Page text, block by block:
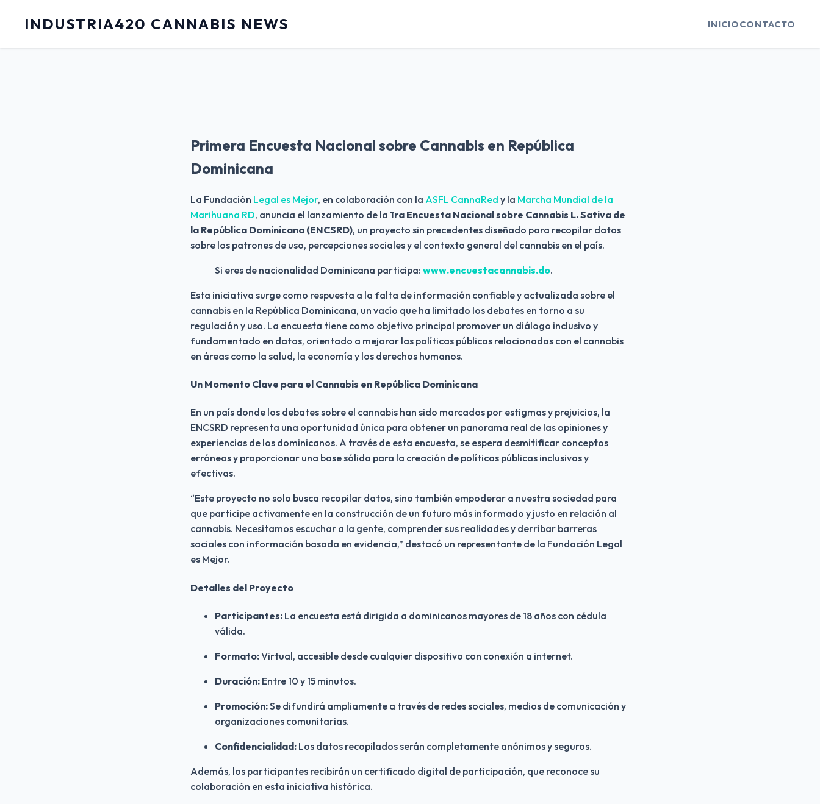
INDUSTRIA420 CANNABIS NEWS INICIOCONTACTO
Primera Encuesta Nacional sobre Cannabis en República
Dominicana
La Fundación Legal es Mejor, en colaboración con la ASFL CannaRed y la Marcha Mundial de la
Marihuana RD, anuncia el lanzamiento de la 1ra Encuesta Nacional sobre Cannabis L. Sativa de
la República Dominicana (ENCSRD), un proyecto sin precedentes diseñado para recopilar datos
sobre los patrones de uso, percepciones sociales y el contexto general del cannabis en el país.
Si eres de nacionalidad Dominicana participa: www.encuestacannabis.do.
Esta iniciativa surge como respuesta a la falta de información confiable y actualizada sobre el
cannabis en la República Dominicana, un vacío que ha limitado los debates en torno a su
regulación y uso. La encuesta tiene como objetivo principal promover un diálogo inclusivo y
fundamentado en datos, orientado a mejorar las políticas públicas relacionadas con el cannabis
en áreas como la salud, la economía y los derechos humanos.
Un Momento Clave para el Cannabis en República Dominicana
En un país donde los debates sobre el cannabis han sido marcados por estigmas y prejuicios, la
ENCSRD representa una oportunidad única para obtener un panorama real de las opiniones y
experiencias de los dominicanos. A través de esta encuesta, se espera desmitificar conceptos
erróneos y proporcionar una base sólida para la creación de políticas públicas inclusivas y
efectivas.
“Este proyecto no solo busca recopilar datos, sino también empoderar a nuestra sociedad para
que participe activamente en la construcción de un futuro más informado y justo en relación al
cannabis. Necesitamos escuchar a la gente, comprender sus realidades y derribar barreras
sociales con información basada en evidencia,” destacó un representante de la Fundación Legal
es Mejor.
Detalles del Proyecto
Participantes: La encuesta está dirigida a dominicanos mayores de 18 años con cédula
válida.
Formato:Virtual, accesible desde cualquier dispositivo con conexión a internet.
Duración: Entre 10 y 15 minutos.
Promoción:Se difundirá ampliamente a través de redes sociales, medios de comunicación y
organizaciones comunitarias.
Confidencialidad: Los datos recopilados serán completamente anónimos y seguros.
Además, los participantes recibirán un certificado digital de participación, que reconoce su
colaboración en esta iniciativa histórica.